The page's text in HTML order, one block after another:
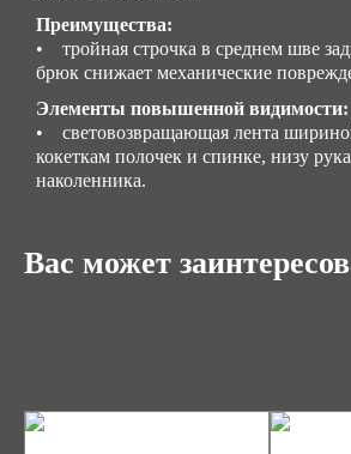
Преимущества:
• тройная строчка в среднем шве
брюк снижает механические
Элементы повышенной видимости:
• cветовозвращающая лента
кокеткам полочек и спинке, низу
наколенника.
Вас может